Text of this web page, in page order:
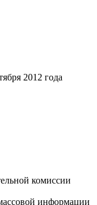
2012 года
комиссии
информации